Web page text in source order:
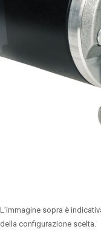
L’immagine sopra è
della configurazione scelta.